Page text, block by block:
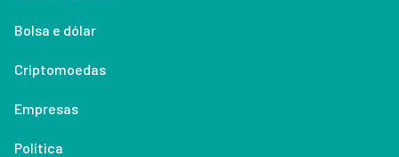
Bolsa e dólar
Criptomoedas
Empresas
Política